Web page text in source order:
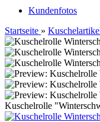
Kundenfotos
Startseite »
Kuschelrolle